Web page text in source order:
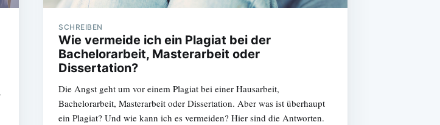
SCHREIBEN
Wie vermeide ich ein Plagiat bei der
Bachelorarbeit, Masterarbeit oder
Dissertation?
Die Angst geht um vor einem Plagiat bei einer Hausarbeit,
Bachelorarbeit, Masterarbeit oder Dissertation. Aber was ist überhaupt
ein Plagiat? Und wie kann ich es vermeiden? Hier sind die Antworten.